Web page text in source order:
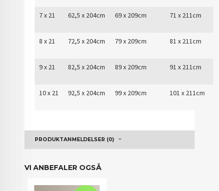
7 x 21 62,5 x 204cm 69 x 209cm 71 x 211cm
8 x 21 72,5 x 204cm 79 x 209cm 81 x 211cm
9 x 21 82,5 x 204cm 89 x 209cm 91 x 211cm
10 x 21 92,5 x 204cm 99 x 209cm 101 x 211cm
PRODUKTANMELDELSER (0)
VI ANBEFALER OGSÅ